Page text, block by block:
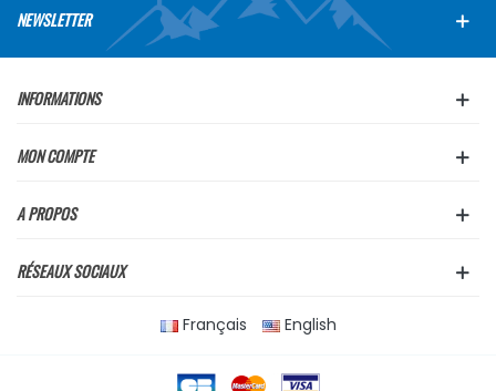
NEWSLETTER
INFORMATIONS
MON COMPTE
A PROPOS
RÉSEAUX SOCIAUX
Français English